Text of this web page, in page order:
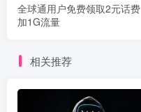
全球通用户免费领取2元话费
加1G流量
相关推荐